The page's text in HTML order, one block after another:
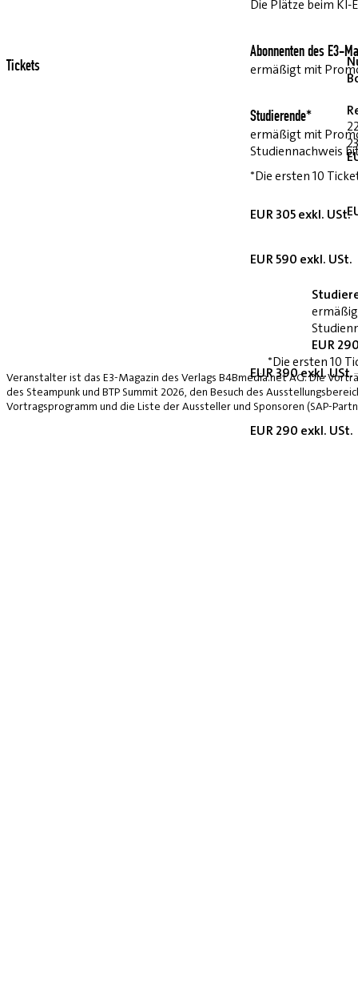
Die Plätze beim
Abonnenten des E3-
ermäßigt mit
Studierende*
ermäßigt mit
Studiennachweis
*Die ersten 10
EUR 305 exkl. USt.
EUR 590 exkl. USt.
EUR 390 exkl. USt.
EUR 290 exkl. USt.
Tickets
EUR
*Die ersten 10
Veranstalter ist das E3-Magazin des Verlags B4Bmedia.net AG. Die
des Steampunk und BTP Summit 2026, den Besuch des
Vortragsprogramm und die Liste der Aussteller und Sponsoren (SAP-